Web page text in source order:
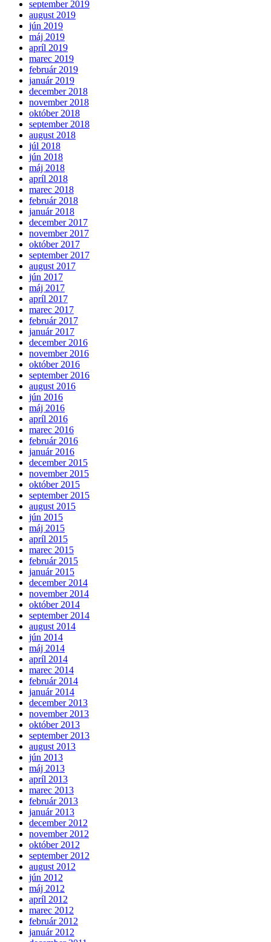
september 2019
august 2019
jún 2019
máj 2019
apríl 2019
marec 2019
február 2019
január 2019
december 2018
november 2018
október 2018
september 2018
august 2018
júl 2018
jún 2018
máj 2018
apríl 2018
marec 2018
február 2018
január 2018
december 2017
november 2017
október 2017
september 2017
august 2017
jún 2017
máj 2017
apríl 2017
marec 2017
február 2017
január 2017
december 2016
november 2016
október 2016
september 2016
august 2016
jún 2016
máj 2016
apríl 2016
marec 2016
február 2016
január 2016
december 2015
november 2015
október 2015
september 2015
august 2015
jún 2015
máj 2015
apríl 2015
marec 2015
február 2015
január 2015
december 2014
november 2014
október 2014
september 2014
august 2014
jún 2014
máj 2014
apríl 2014
marec 2014
február 2014
január 2014
december 2013
november 2013
október 2013
september 2013
august 2013
jún 2013
máj 2013
apríl 2013
marec 2013
február 2013
január 2013
december 2012
november 2012
október 2012
september 2012
august 2012
jún 2012
máj 2012
apríl 2012
marec 2012
február 2012
január 2012